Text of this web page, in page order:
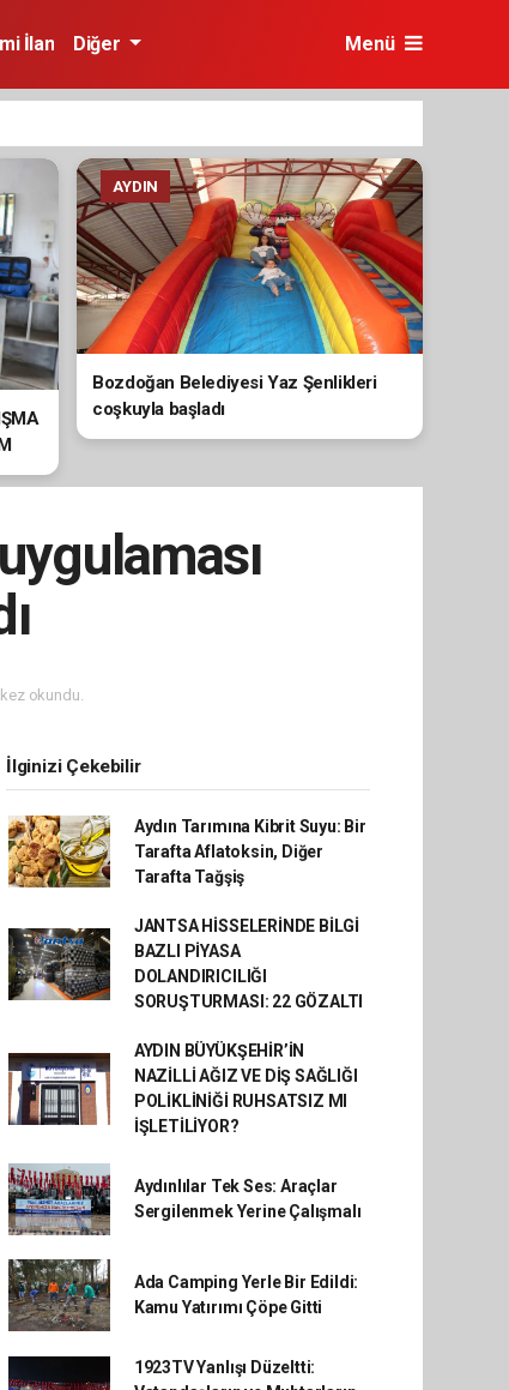
İlan Diğer Menü
AYDIN
Bozdoğan Belediyesi Yaz Şenlikleri
coşkuyla başladı
okundu.
İlginizi Çekebilir
Aydın Tarımına Kibrit Suyu: Bir
Tarafta Aflatoksin, Diğer
Tarafta Tağşiş
JANTSA HİSSELERİNDE BİLGİ
BAZLI PİYASA
DOLANDIRICILIĞI
SORUŞTURMASI: 22 GÖZALTI
AYDIN BÜYÜKŞEHİR’İN
NAZİLLİ AĞIZ VE DİŞ SAĞLIĞI
POLİKLİNİĞİ RUHSATSIZ MI
İŞLETİLİYOR?
Aydınlılar Tek Ses: Araçlar
Sergilenmek Yerine Çalışmalı
Ada Camping Yerle Bir Edildi:
Kamu Yatırımı Çöpe Gitti
1923TV Yanlışı Düzeltti: